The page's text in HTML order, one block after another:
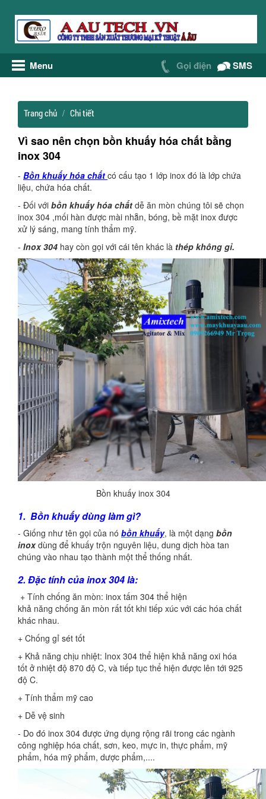
Menu Gọi điện SMS
Trang chủ Chi tiết
Vì sao nên chọn bồn khuấy hóa chất bằng
inox 304
- Bồn khuấy hóa chất có cấu tạo 1 lớp inox đó là lớp chứa
liệu, chứa hóa chất.
- Đối với bồn khuấy hóa chất dễ ăn mòn chúng tôi sẽ chọn
inox 304 ,mối hàn được mài nhẵn, bóng, bề mặt inox được
xử lý sáng, mang tính thẩm mỹ.
- Inox 304 hay còn gọi với cái tên khác là thép không gỉ.
Bồn khuấy inox 304
1. Bồn khuấy dùng làm gì?
- Giống như tên gọi của nó bồn khuấy, là một dạng bồn
inoxdùng để khuấy trộn nguyên liệu, dung dịch hòa tan
chúng vào nhau tạo thành một thể thống nhất.
2. Đặc tính của inox 304 là:
+ Tính chống ăn mòn: inox tấm 304 thể hiện
khả năng chống ăn mòn rất tốt khi tiếp xúc với các hóa chất
khác nhau.
+ Chống gỉ sét tốt
+ Khả năng chịu nhiệt: Inox 304 thể hiện khả năng oxi hóa
tốt ở nhiệt độ 870 độ C, và tiếp tục thể hiện được lên tới 925
độ C.
+ Tính thẩm mỹ cao
+ Dễ vệ sinh
- Do đó inox 304 được ứng dụng rộng rãi trong các ngành
công nghiệp hóa chất, sơn, keo, mực in, thực phẩm, mỹ
phẩm, hóa mỹ phẩm, dược phẩm,....